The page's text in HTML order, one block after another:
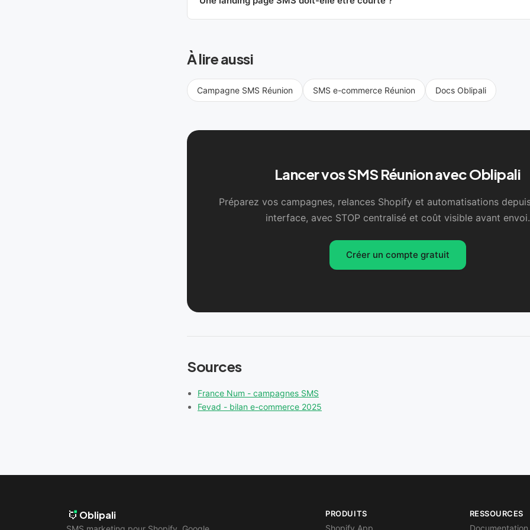
À lire aussi
Campagne SMS Réunion SMS e-commerce Réunion Docs Oblipali
Lancer vos SMS Réunion avec Oblipali
Préparez vos campagnes, relances Shopify et automatisations
interface, avec STOP centralisé et coût visible avant envoi.
Créer un compte gratuit
Sources
France Num - campagnes SMS
Fevad - bilan e-commerce 2025
Oblipali PRODUITS
Shopify App
RESSOURCES
Documentation